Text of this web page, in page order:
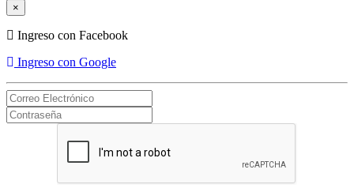
×
Ingreso con Facebook
Ingreso con Google